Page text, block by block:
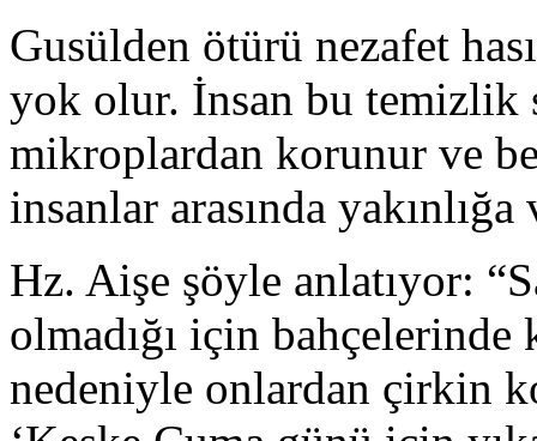
Gusülden ötürü nezafet
yok olur. İnsan bu temizlik
mikroplardan korunur ve
insanlar arasında
Hz. Aişe şöyle anlatıyor:
olmadığı için bahçelerinde
nedeniyle onlardan çir­kin